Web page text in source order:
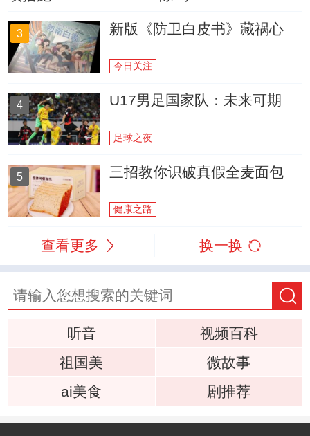
3 新版《防卫白皮书》藏祸心
今日关注
4 U17男足国家队：未来可期
足球之夜
5 三招教你识破真假全麦面包
健康之路
查看更多 换一换
听音
视频百科
祖国美
微故事
ai美食
剧推荐